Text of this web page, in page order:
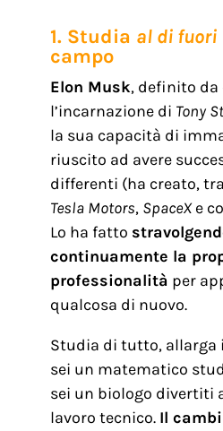
1. Studia al di fuori
campo
Elon Musk, definito
l’incarnazione di Tony
la sua capacità di
riuscito ad avere
differenti (ha creato,
Tesla Motors, SpaceXe
Lo ha fatto
continuamente la
professionalità per
qualcosa di nuovo.
Studia di tutto, allarga
sei un matematico
sei un biologo divertiti
lavoro tecnico. Il